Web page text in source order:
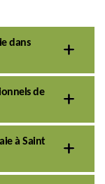
dans
de
à Saint